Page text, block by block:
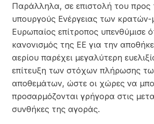
Παράλληλα, σε επιστολή του προς
υπουργούς Ενέργειας των
Ευρωπαίος επίτροπος υπενθύμισε
κανονισμός της ΕΕ για την
αερίου παρέχει μεγαλύτερη
επίτευξη των στόχων πλήρωσης
αποθεμάτων, ώστε οι χώρες να
προσαρμόζονται γρήγορα στις
συνθήκες της αγοράς.